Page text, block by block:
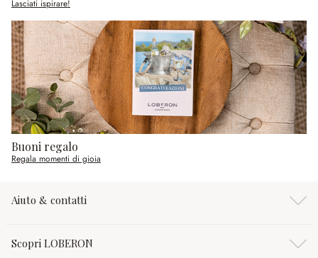
Lasciati ispirare!
Buoni regalo
Regala momenti di gioia
Aiuto & contatti
Scopri LOBERON